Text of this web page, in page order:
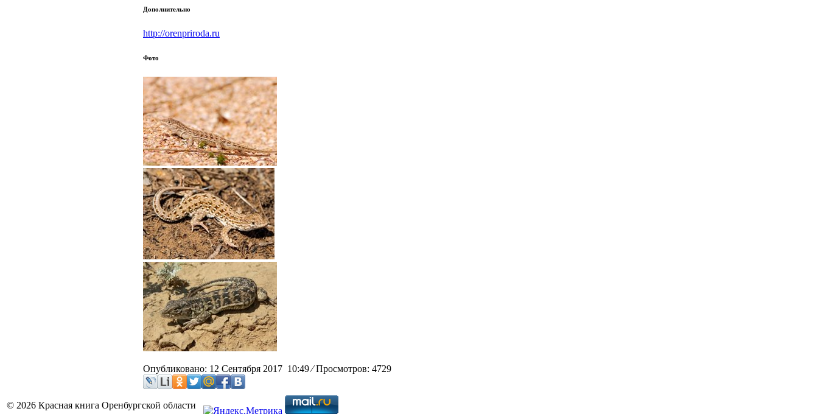
Дополнительно
http://orenpriroda.ru
Фото
Опубликовано: 12 Сентября 2017 10:49⁄Просмотров: 4729
© 2026 Красная книга Оренбургской области